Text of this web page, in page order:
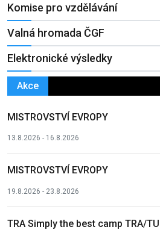
Komise pro vzdělávání
Valná hromada ČGF
Elektronické výsledky
Akce
MISTROVSTVÍ EVROPY
13.8.2026 - 16.8.2026
MISTROVSTVÍ EVROPY
19.8.2026 - 23.8.2026
TRA Simply the best camp TRA/